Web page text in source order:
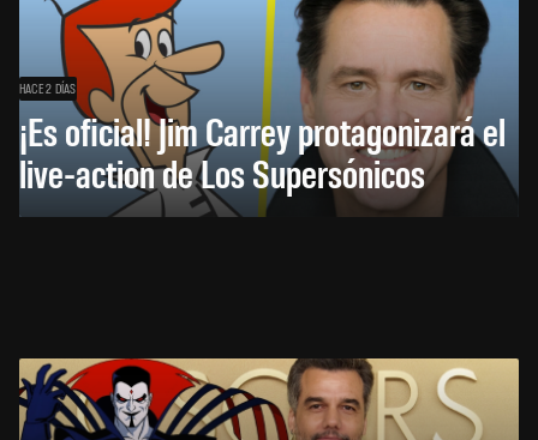
HACE 2 DÍAS
¡Es oficial! Jim Carrey protagonizará el
live-action de Los Supersónicos